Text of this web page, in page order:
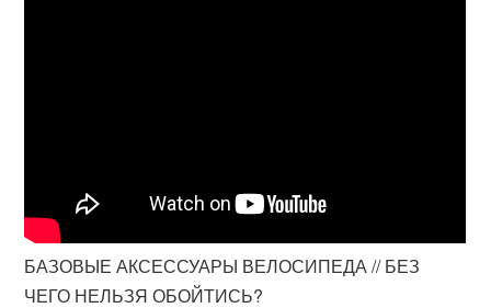
БАЗОВЫЕ АКСЕССУАРЫ ВЕЛОСИПЕДА // БЕЗ
ЧЕГО НЕЛЬЗЯ ОБОЙТИСЬ?